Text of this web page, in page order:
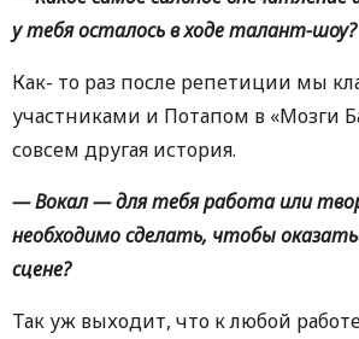
у тебя осталось в ходе талант-шоу?
Как- то раз после репетиции мы
участниками и Потапом в «Мозги
совсем другая история.
— Вокал — для тебя работа или
необходимо сделать, чтобы
сцене?
Так уж выходит, что к любой